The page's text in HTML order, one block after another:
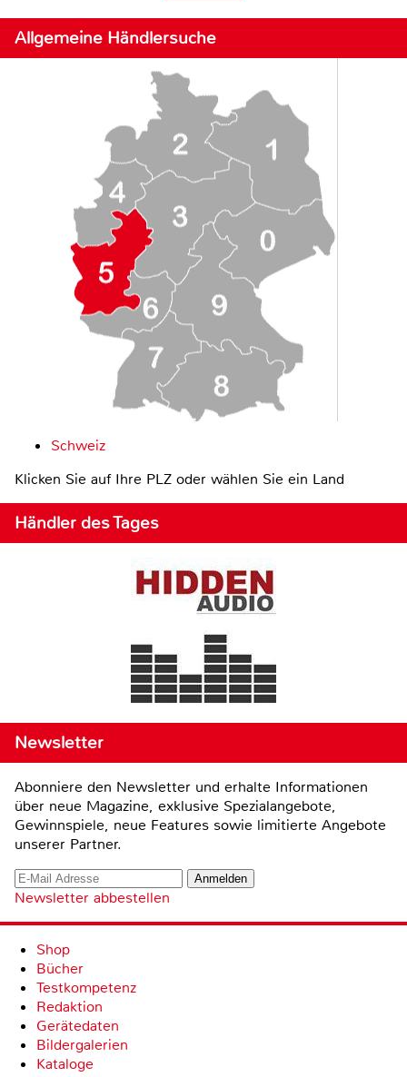
Allgemeine Händlersuche
Schweiz
Klicken Sie auf Ihre PLZ oder wählen Sie ein Land
Händler des Tages
Newsletter
Abonniere den Newsletter und erhalte Informationen
über neue Magazine, exklusive Spezialangebote,
Gewinnspiele, neue Features sowie limitierte Angebote
unserer Partner.
Newsletter abbestellen
Shop
Bücher
Testkompetenz
Redaktion
Gerätedaten
Bildergalerien
Kataloge